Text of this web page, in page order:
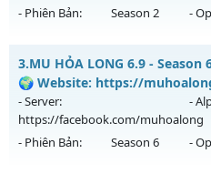
Exp: 1x - Drop: 3%
Thể loại: Mu Nguyên bản
Antihack: Chống Hack/ Dupe
- Phiên Bản:
Season 2 -
MU HOÀI NIỆM XƯA - Nguyên
Mu mới ra tháng 08 2026 - Mở
ngày 01/08/2626
Exp: 100x - Drop: 10%
3.MU HỎA LONG 6.9 - Season
🌍 Website: https://
- Server:
https://facebook.com/muhoalong
-
- Phiên Bản: Season 6 -